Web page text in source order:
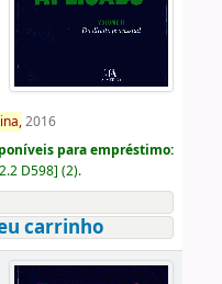
2016
para empréstimo:
D598] (2).
carrinho